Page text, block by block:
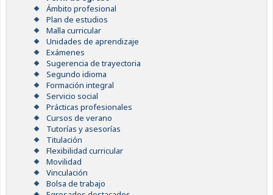
Ámbito profesional
Plan de estudios
Malla curricular
Unidades de aprendizaje
Exámenes
Sugerencia de trayectoria
Segundo idioma
Formación integral
Servicio social
Prácticas profesionales
Cursos de verano
Tutorías y asesorías
Titulación
Flexibilidad curricular
Movilidad
Vinculación
Bolsa de trabajo